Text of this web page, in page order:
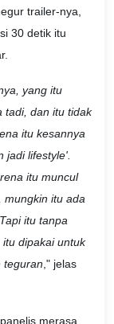
trailer-nya,
30 detik itu
yang itu
tadi, dan itu tidak
itu kesannya
jadi lifestyle'.
itu muncul
mungkin itu ada
itu tanpa
dipakai untuk
teguran ," jelas
merasa